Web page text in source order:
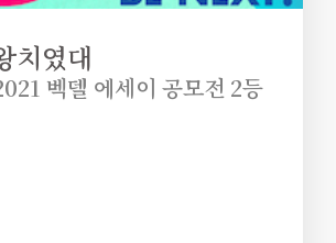
치였대
벡델 에세이 공모전 2등